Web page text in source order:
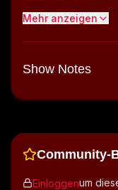
Mehr anzeigen
Show Notes
Community-
Einloggenum